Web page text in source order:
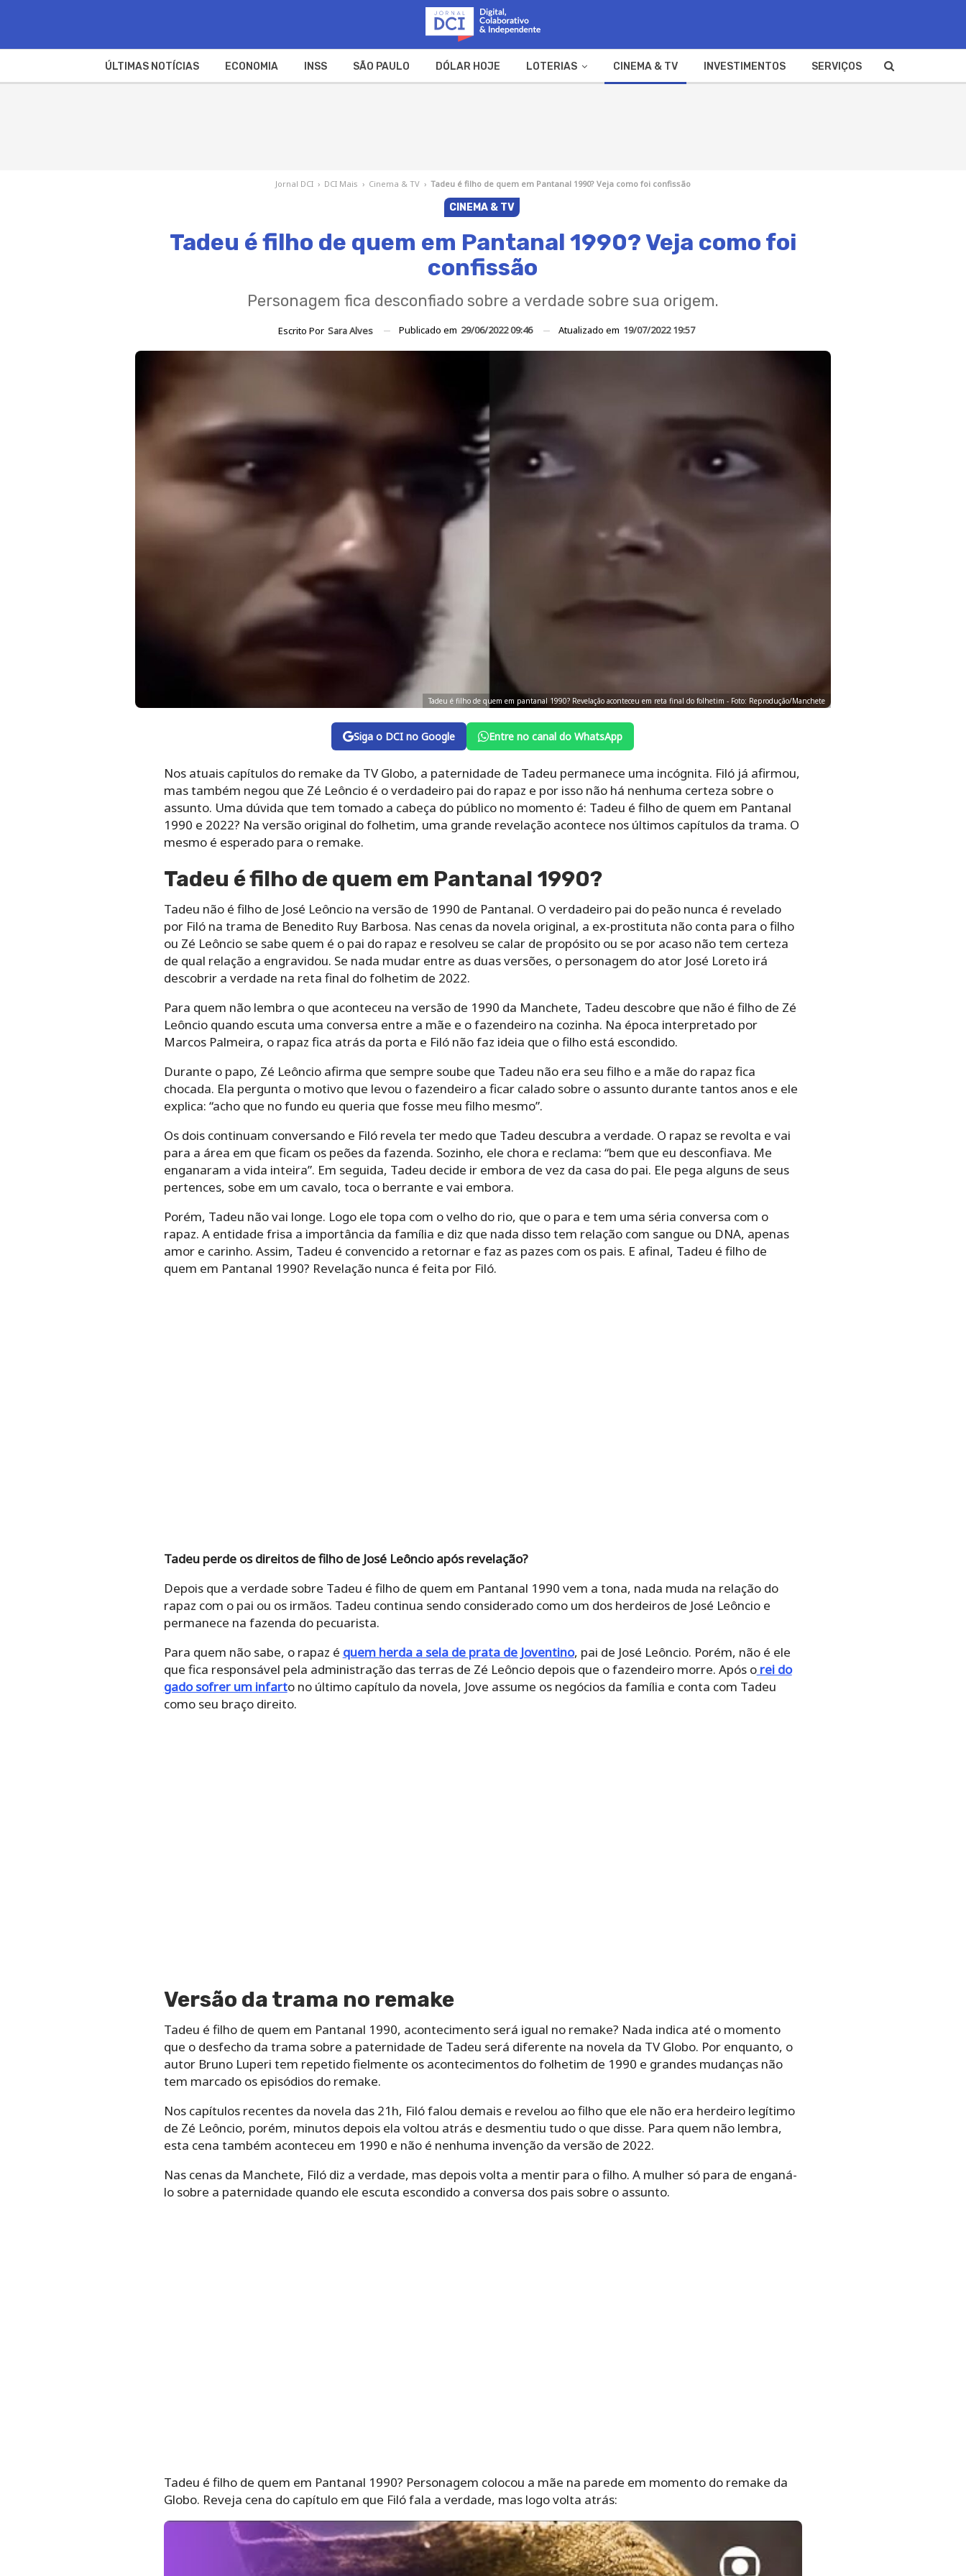
ÚLTIMAS NOTÍCIAS ECONOMIA INSS SÃO PAULO DÓLAR HOJE LOTERIAS CINEMA & TV INVESTIMENTOS SERVIÇOS
Jornal DCI › DCI Mais › Cinema & TV › Tadeu é filho de quem em Pantanal 1990? Veja como foi confissão
CINEMA & TV
Tadeu é filho de quem em Pantanal 1990? Veja como foi
confissão
Personagem fica desconfiado sobre a verdade sobre sua origem.
Escrito Por Sara Alves Publicado em 29/06/2022 09:46 Atualizado em 19/07/2022 19:57
Tadeu é filho de quem em pantanal 1990? Revelação aconteceu em reta final do folhetim - Foto: Reprodução/Manchete
Siga o DCI no Google Entre no canal do WhatsApp
Nos atuais capítulos do remake da TV Globo, a paternidade de Tadeu permanece uma incógnita. Filó já afirmou,
mas também negou que Zé Leôncio é o verdadeiro pai do rapaz e por isso não há nenhuma certeza sobre o
assunto. Uma dúvida que tem tomado a cabeça do público no momento é: Tadeu é filho de quem em Pantanal
1990 e 2022? Na versão original do folhetim, uma grande revelação acontece nos últimos capítulos da trama. O
mesmo é esperado para o remake.
Tadeu é filho de quem em Pantanal 1990?
Tadeu não é filho de José Leôncio na versão de 1990 de Pantanal. O verdadeiro pai do peão nunca é revelado
por Filó na trama de Benedito Ruy Barbosa. Nas cenas da novela original, a ex-prostituta não conta para o filho
ou Zé Leôncio se sabe quem é o pai do rapaz e resolveu se calar de propósito ou se por acaso não tem certeza
de qual relação a engravidou. Se nada mudar entre as duas versões, o personagem do ator José Loreto irá
descobrir a verdade na reta final do folhetim de 2022.
Para quem não lembra o que aconteceu na versão de 1990 da Manchete, Tadeu descobre que não é filho de Zé
Leôncio quando escuta uma conversa entre a mãe e o fazendeiro na cozinha. Na época interpretado por
Marcos Palmeira, o rapaz fica atrás da porta e Filó não faz ideia que o filho está escondido.
Durante o papo, Zé Leôncio afirma que sempre soube que Tadeu não era seu filho e a mãe do rapaz fica
chocada. Ela pergunta o motivo que levou o fazendeiro a ficar calado sobre o assunto durante tantos anos e ele
explica: “acho que no fundo eu queria que fosse meu filho mesmo”.
Os dois continuam conversando e Filó revela ter medo que Tadeu descubra a verdade. O rapaz se revolta e vai
para a área em que ficam os peões da fazenda. Sozinho, ele chora e reclama: “bem que eu desconfiava. Me
enganaram a vida inteira”. Em seguida, Tadeu decide ir embora de vez da casa do pai. Ele pega alguns de seus
pertences, sobe em um cavalo, toca o berrante e vai embora.
Porém, Tadeu não vai longe. Logo ele topa com o velho do rio, que o para e tem uma séria conversa com o
rapaz. A entidade frisa a importância da família e diz que nada disso tem relação com sangue ou DNA, apenas
amor e carinho. Assim, Tadeu é convencido a retornar e faz as pazes com os pais. E afinal, Tadeu é filho de
quem em Pantanal 1990? Revelação nunca é feita por Filó.
Tadeu perde os direitos de filho de José Leôncio após revelação?
Depois que a verdade sobre Tadeu é filho de quem em Pantanal 1990 vem a tona, nada muda na relação do
rapaz com o pai ou os irmãos. Tadeu continua sendo considerado como um dos herdeiros de José Leôncio e
permanece na fazenda do pecuarista.
Para quem não sabe, o rapaz é quem herda a sela de prata de Joventino, pai de José Leôncio. Porém, não é ele
que fica responsável pela administração das terras de Zé Leôncio depois que o fazendeiro morre. Após orei do
gado sofrer um infarto no último capítulo da novela, Jove assume os negócios da família e conta com Tadeu
como seu braço direito.
Versão da trama no remake
Tadeu é filho de quem em Pantanal 1990, acontecimento será igual no remake? Nada indica até o momento
que o desfecho da trama sobre a paternidade de Tadeu será diferente na novela da TV Globo. Por enquanto, o
autor Bruno Luperi tem repetido fielmente os acontecimentos do folhetim de 1990 e grandes mudanças não
tem marcado os episódios do remake.
Nos capítulos recentes da novela das 21h, Filó falou demais e revelou ao filho que ele não era herdeiro legítimo
de Zé Leôncio, porém, minutos depois ela voltou atrás e desmentiu tudo o que disse. Para quem não lembra,
esta cena também aconteceu em 1990 e não é nenhuma invenção da versão de 2022.
Nas cenas da Manchete, Filó diz a verdade, mas depois volta a mentir para o filho. A mulher só para de enganá-
lo sobre a paternidade quando ele escuta escondido a conversa dos pais sobre o assunto.
Tadeu é filho de quem em Pantanal 1990? Personagem colocou a mãe na parede em momento do remake da
Globo. Reveja cena do capítulo em que Filó fala a verdade, mas logo volta atrás: